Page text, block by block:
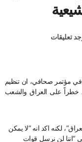
تعليقات
خطراً على العراق والشعب
لكنه اكد انه “لا يمكن
“اننا لن نرسل قوات